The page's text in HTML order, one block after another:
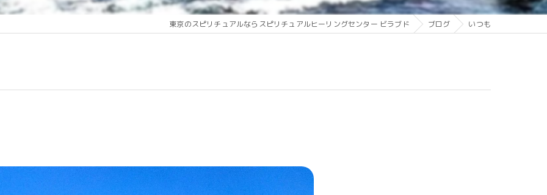
東京のスピリチュアルならスピリチュアルヒーリングセンター ビラブド ブログ いつも